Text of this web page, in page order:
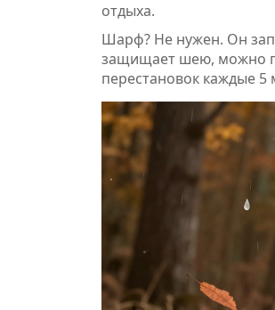
отдыха.
Шарф? Не нужен. Он
защищает шею, можно
перестановок каждые 5